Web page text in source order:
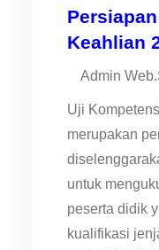
Keahlian
Admin
Uji
merupakan
untuk
peserta didik
kualifikasi